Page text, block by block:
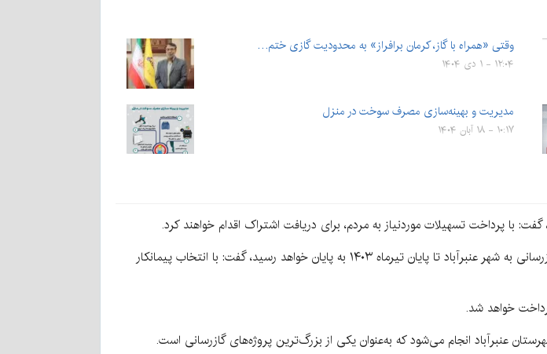
وقتی «همراه با گاز، کرمان برافراز» به محدودیت گازی ختم…
۱۲:۰۴ - ۱ دی ۱۴۰۴
مدیریت و بهینه‌سازی مصرف سوخت در منزل
۱۰:۱۷ - ۱۸ آبان ۱۴۰۴
گفت: با پرداخت تسهیلات موردنیاز به مردم، برای دریافت اشتراک اقدام خواهند کرد.
محمدرضا سلیمانی مدیرعامل شرکت گاز استان کرمان نیز در این دیدار با بیان اینکه گازرسانی به شهر عنبرآباد تا پایان تیرماه ۱۴۰۳ به پایان خواهد رسید، گفت: با انتخاب پیمانکار